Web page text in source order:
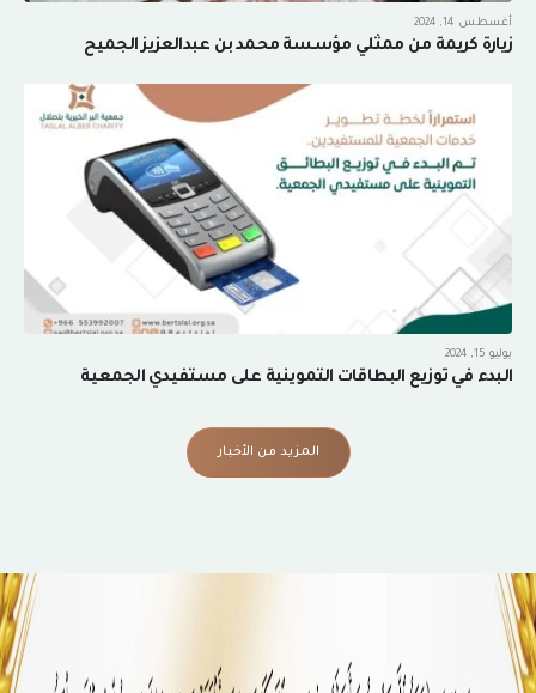
أغسطس 14, 2024
زيارة كريمة من ممثلي مؤسسة محمد بن عبدالعزيز الجميح
يوليو 15, 2024
البدء في توزيع البطاقات التموينية على مستفيدي الجمعية
المزيد من الأخبار